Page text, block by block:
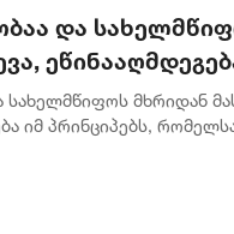
და
მოვყვებით
სახელმწიფოს მხრიდან
იმ პრინციპებს,